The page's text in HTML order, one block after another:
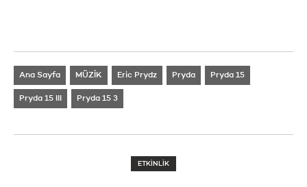
Ana Sayfa MÜZİK Eric Prydz Pryda Pryda 15
Pryda 15 III Pryda 15 3
ETKİNLİK